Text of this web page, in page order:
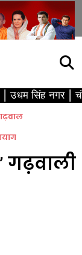
उधम सिंह नगर
गढ़वाली